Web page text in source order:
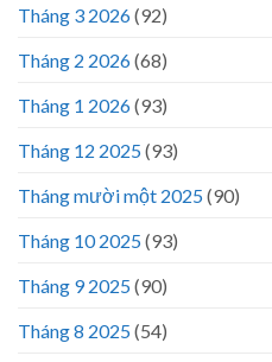
Tháng 3 2026(92)
Tháng 2 2026(68)
Tháng 1 2026(93)
Tháng 12 2025(93)
Tháng mười một 2025(90)
Tháng 10 2025(93)
Tháng 9 2025(90)
Tháng 8 2025(54)